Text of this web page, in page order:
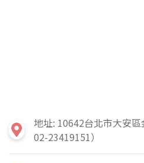
地址: 10642台北市大安
02-23419151）